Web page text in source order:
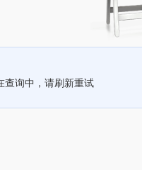
查询中，请刷新重试